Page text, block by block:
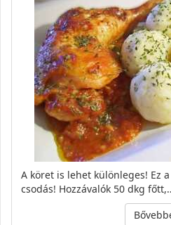
A köret is lehet különleges! Ez
csodás! Hozzávalók 50 dkg